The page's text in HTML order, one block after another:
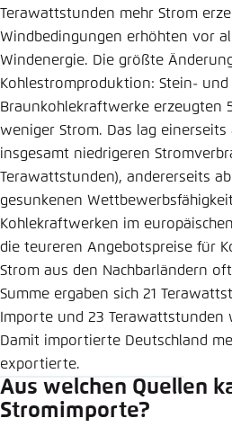
Terawattstunden mehr Strom
Windbedingungen erhöhten vor
Windenergie. Die größte
Kohlestromproduktion: Stein- und
Braunkohlekraftwerke erzeugten
weniger Strom. Das lag einerseits
insgesamt niedrigeren
Terawattstunden), andererseits
gesunkenen
Kohlekraftwerken im
die teureren Angebotspreise für
Strom aus den Nachbarländern
Summe ergaben sich 21
Importe und 23 Terawattstunden
Damit importierte Deutschland
exportierte.
Aus welchen Quellen
Stromimporte?